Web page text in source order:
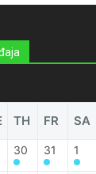
TH FR SA
30 31 1